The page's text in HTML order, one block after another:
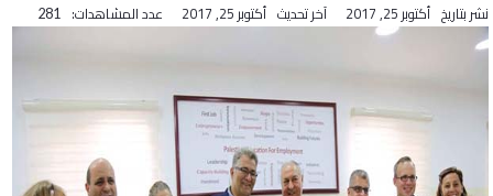
نشر بتاريخ أكتوبر 25, 2017 آخر تحديث أكتوبر 25, 2017 عدد المشاهدات: 281